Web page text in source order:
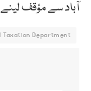
آباد سے مؤقف
Taxation Department